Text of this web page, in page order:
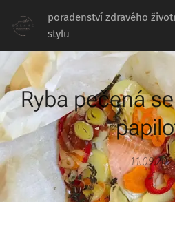
poradenství zdravého
stylu
Ryba pečená